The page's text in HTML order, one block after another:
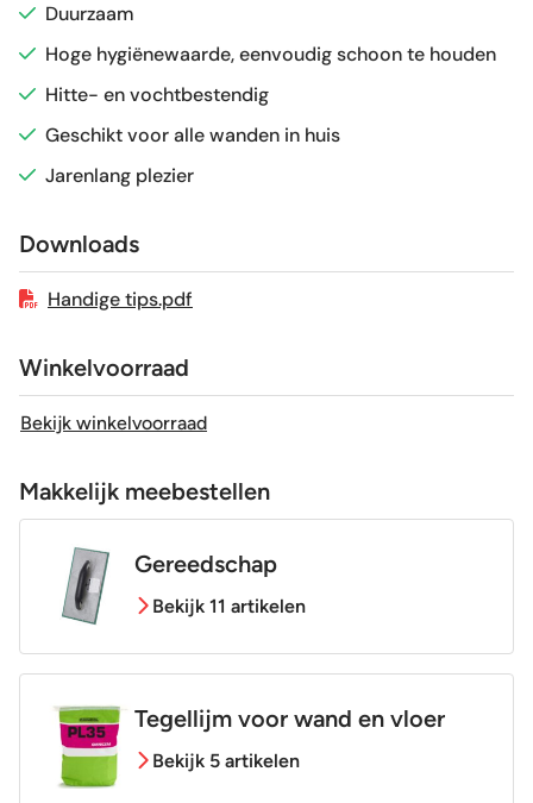
Gerectificeerd Ja
Vorstbestendig
Duurzaam
Hoge hygiënewaarde, eenvoudig schoon te houden
Hitte- en vochtbestendig
Geschikt voor alle wanden in huis
Jarenlang plezier
Downloads
Handige tips.pdf
Winkelvoorraad
Bekijk winkelvoorraad
Makkelijk meebestellen
Gereedschap
Bekijk 11 artikelen
Tegellijm voor wand en vloer
Bekijk 5 artikelen